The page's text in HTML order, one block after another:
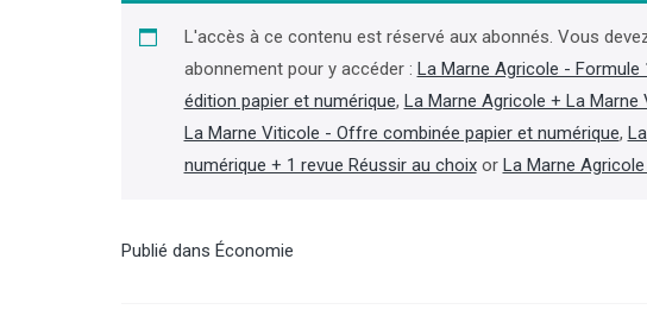
L'accès à ce contenu est réservé aux abonnés. Vous
abonnement pour y accéder : La Marne Agricole - Formule
édition papier et numérique, La Marne Agricole + La
La Marne Viticole - Offre combinée papier et numérique,
numérique + 1 revue Réussir au choixor La Marne
Publié dans Économie
Incendies : un arrêté pour
accélérer les coupes dans les
forêts sinistrées de Gironde et
des Landes
La ministre de l’Agriculture, Annie
reconnaissant « le sinistre de grande
de
président
Ancien